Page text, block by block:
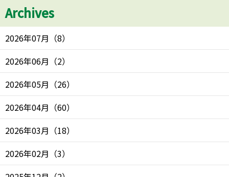
Archives
2026年07月 （8）
2026年06月 （2）
2026年05月 （26）
2026年04月 （60）
2026年03月 （18）
2026年02月 （3）